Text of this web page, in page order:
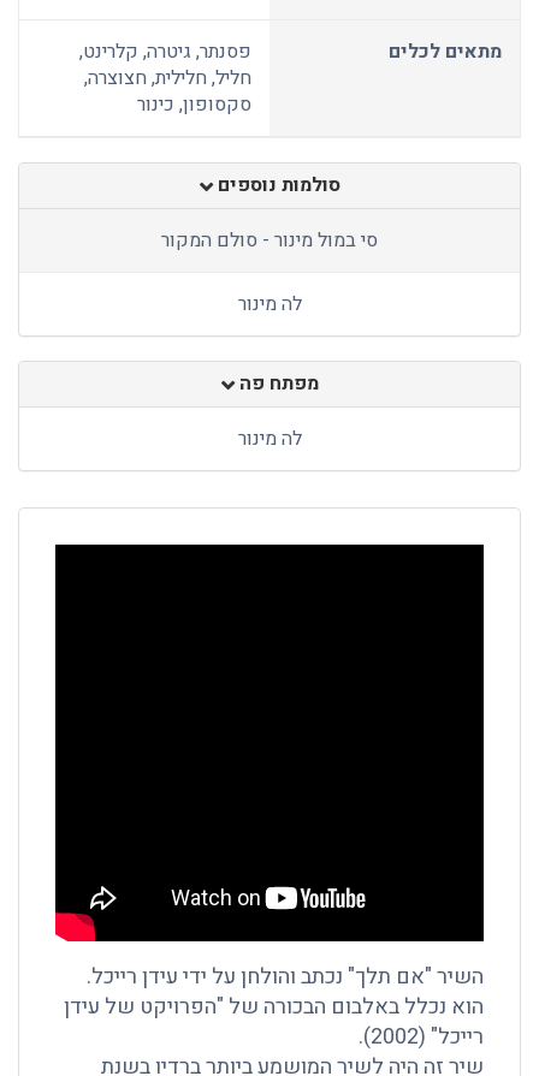
מתאים לכלים
פסנתר, גיטרה, קלרינט,
חליל, חלילית, חצוצרה,
סקסופון, כינור
סולמות נוספים
סי במול מינור - סולם המקור
לה מינור
מפתח פה
לה מינור
השיר "אם תלך" נכתב והולחן על ידי עידן רייכל.
הוא נכלל באלבום הבכורה של "הפרויקט של עידן
רייכל" (2002).
שיר זה היה לשיר המושמע ביותר ברדיו בשנת